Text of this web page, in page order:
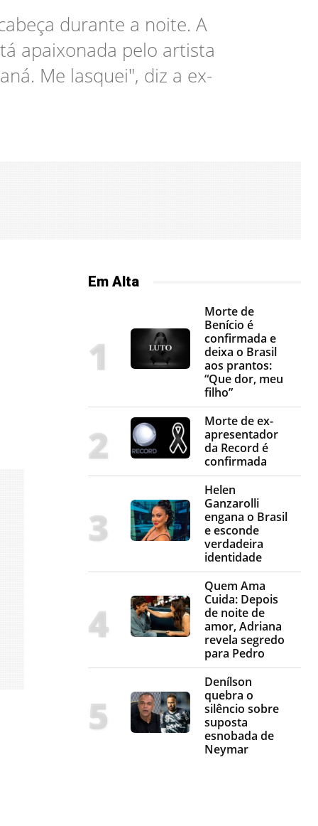
durante a noite. A
apaixonada pelo artista
Me lasquei", diz a ex-
Em Alta
Morte de
Benício é
confirmada e
deixa o Brasil
aos prantos:
“Que dor, meu
filho”
Morte de ex-
apresentador
da Record é
confirmada
Helen
Ganzarolli
engana o Brasil
e esconde
verdadeira
identidade
Quem Ama
Cuida: Depois
de noite de
amor, Adriana
revela segredo
para Pedro
Denílson
quebra o
silêncio sobre
suposta
esnobada de
Neymar